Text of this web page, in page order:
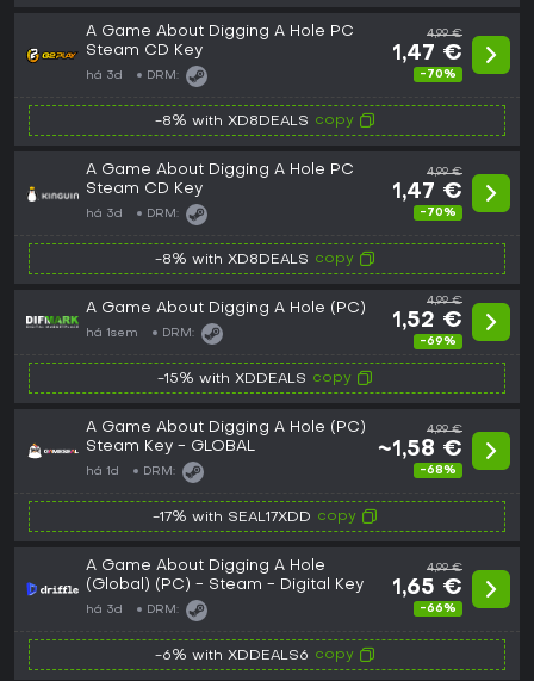
A Game About Digging A Hole PC
Steam CD Key
há 3d DRM:
4,99 €
1,47 €
-70%
-8% with XD8DEALS copy
A Game About Digging A Hole PC
Steam CD Key
há 3d DRM:
4,99 €
1,47 €
-70%
-8% with XD8DEALS copy
A Game About Digging A Hole (PC)
há 1sem DRM:
4,99 €
1,52 €
-69%
-15% with XDDEALS copy
A Game About Digging A Hole (PC)
Steam Key - GLOBAL
há 1d DRM:
4,99 €
~1,58 €
-68%
-17% with SEAL17XDD copy
A Game About Digging A Hole
(Global) (PC) - Steam - Digital Key
há 3d DRM:
4,99 €
1,65 €
-66%
-6% with XDDEALS6 copy